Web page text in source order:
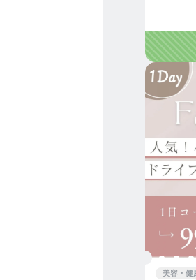
安
報
・
ま
・
◎
サ
福
ア
日
美容・健